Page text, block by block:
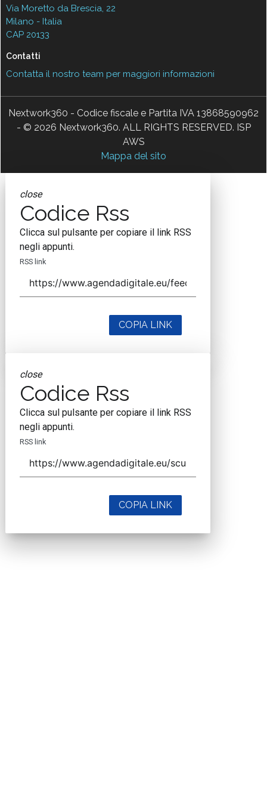
Via Moretto da Brescia, 22
Milano - Italia
CAP 20133
Contatti
Contatta il nostro team per maggiori informazioni
Nextwork360 - Codice fiscale e Partita IVA 13868590962
- © 2026 Nextwork360. ALL RIGHTS RESERVED. ISP
AWS
Mappa del sito
close
Codice Rss
Clicca sul pulsante per copiare il link RSS
negli appunti.
RSS link
COPIA LINK
close
Codice Rss
Clicca sul pulsante per copiare il link RSS
negli appunti.
RSS link
COPIA LINK